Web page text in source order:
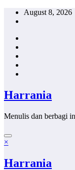
Skip
August 8, 2026
Harrania
Menulis dan berbagi
×
Harrania